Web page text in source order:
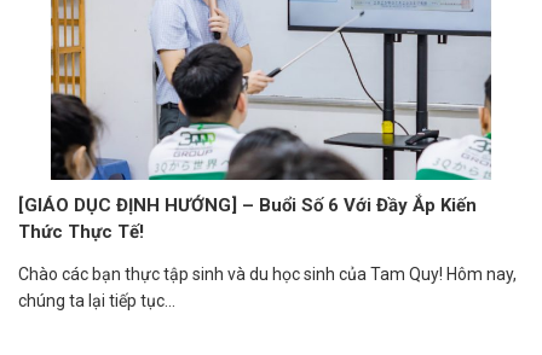
[GIÁO DỤC ĐỊNH HƯỚNG] – Buổi Số 6 Với Đầy Ắp Kiến
Thức Thực Tế!
Chào các bạn thực tập sinh và du học sinh của Tam Quy! Hôm nay,
chúng ta lại tiếp tục...